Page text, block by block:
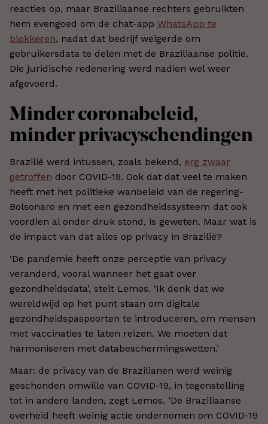
reacties op, maar Braziliaanse rechters gebruikten
hem evengoed om de chat-app WhatsApp te
blokkeren, nadat dat bedrijf weigerde om
gebruikersdata te delen met de Braziliaanse politie.
Die juridische redenering werd nadien wel weer
afgevoerd.
Minder coronabeleid,
minder privacyschendingen
Brazilië werd intussen, zoals bekend, erg zwaar
getroffen door COVID-19. Ook dat dat veel te maken
heeft met het politieke wanbeleid van de regering-
Bolsonaro en met een gezondheidssysteem dat ook
voordien al onder druk stond, is geweten. Maar wat is
de impact van dat alles op privacy in Brazilië?
‘De pandemie heeft onze perceptie van privacy
veranderd, vooral wanneer het gaat over
gezondheidsdata’, stelt Lemos. ‘Ik denk dat we
wereldwijd op het punt staan om digitale
gezondheidspaspoorten te introduceren, om mensen
met vaccinaties te laten reizen. We moeten dat
harmoniseren met databeschermingswetten.’
Maar: de privacy van de Brazilianen werd weinig
geschonden omwille van COVID-19, in tegenstelling
tot in andere landen, zegt Lemos. ‘De Braziliaanse
overheid heeft weinig actie ondernomen om COVID-19